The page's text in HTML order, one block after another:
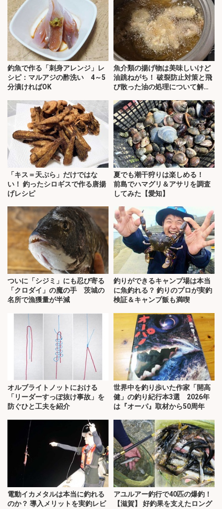
釣魚で作る「刺身アレンジ」レ
シピ：マルアジの酢洗い 4～5
分漬ければOK
魚介類の揚げ物は美味しいけど
油跳ねがち！ 破裂防止対策と飛
び散った油の処理について解
「キス＝天ぷら」だけではな
い！ 釣ったシロギスで作る唐揚
げレシピ
夏でも潮干狩りは楽しめる！
前島でハマグリ＆アサリを調査
してみた【愛知】
ついに「シジミ」にも忍び寄る
「クロダイ」の魔の手 茨城の
名所で漁獲量が半減
釣りができるキャンプ場は本当
に魚釣れる？ 釣りのプロが実釣
検証＆キャンプ飯も満喫
オルブライトノットにおける
「リーダーすっぽ抜け事故」を
防ぐひと工夫を紹介
世界中を釣り歩いた作家「開高
健」の釣り紀行本3選 2026年
は『オーパ』取材から50周年
電動イカメタルは本当に釣れる
のか？ 導入メリットを実釣レビ
アユルアー釣行で40匹の爆釣！
【滋賀】 好釣果を支えたロング